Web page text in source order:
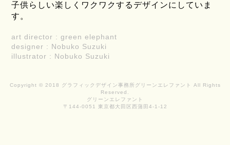
子供らしい楽しくワクワクするデザインにしていま
す。
art director : green elephant
designer : Nobuko Suzuki
illustrator : Nobuko Suzuki
Copyright © 2018 グラフィックデザイン事務所グリーンエレファント All Rights
Reserved.
グリーンエレファント
〒144-0051 東京都大田区西蒲田4-1-12